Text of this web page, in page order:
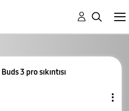
Buds 3 pro sıkıntısı